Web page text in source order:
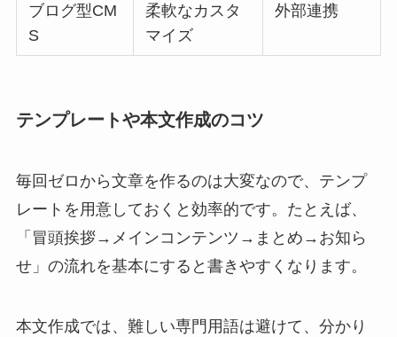
ブログ型CM
S
柔軟なカスタ
マイズ
外部連携
テンプレートや本文作成のコツ
毎回ゼロから文章を作るのは大変なので、テンプ
レートを用意しておくと効率的です。たとえば、
「冒頭挨拶→メインコンテンツ→まとめ→お知ら
せ」の流れを基本にすると書きやすくなります。
本文作成では、難しい専門用語は避けて、分かり